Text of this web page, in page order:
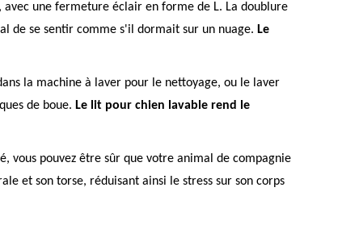
une fermeture éclair en forme de L. La doublure
de se sentir comme s'il dormait sur un nuage. Le
la machine à laver pour le nettoyage, ou le laver
de boue. Le lit pour chien lavable rend le
vous pouvez être sûr que votre animal de compagnie
et son torse, réduisant ainsi le stress sur son corps